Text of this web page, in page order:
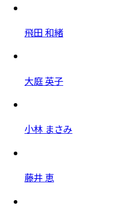
飛田 和緒
大庭 英子
小林 まさみ
藤井 恵